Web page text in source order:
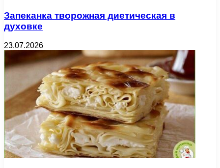
Запеканка творожная диетическая в
духовке
23.07.2026